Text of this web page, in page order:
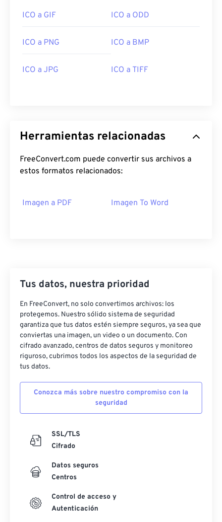
ICO a GIF ICO a ODD
ICO a PNG ICO a BMP
ICO a JPG ICO a TIFF
Herramientas relacionadas
FreeConvert.com puede convertir sus archivos a
estos formatos relacionados:
Imagen a PDF Imagen To Word
Tus datos, nuestra prioridad
En FreeConvert, no solo convertimos archivos: los
protegemos. Nuestro sólido sistema de seguridad
garantiza que tus datos estén siempre seguros, ya sea que
conviertas una imagen, un video o un documento. Con
cifrado avanzado, centros de datos seguros y monitoreo
riguroso, cubrimos todos los aspectos de la seguridad de
tus datos.
Conozca más sobre nuestro compromiso con la
seguridad
SSL/TLS
Cifrado
Datos seguros
Centros
Control de acceso y
Autenticación